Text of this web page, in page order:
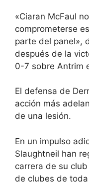
«Ciaran McFaul
comprometerse
parte del panel»,
después de la
0-7 sobre Antrim
El defensa de
acción más
de una lesión.
En un impulso
Slaughtneil han
carrera de su
de clubes de